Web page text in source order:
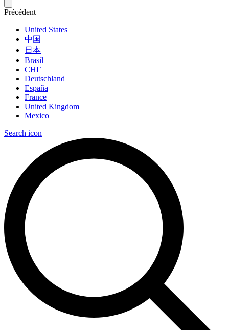
Précédent
United States
中国
日本
Brasil
СНГ
Deutschland
España
France
United Kingdom
Mexico
Search icon